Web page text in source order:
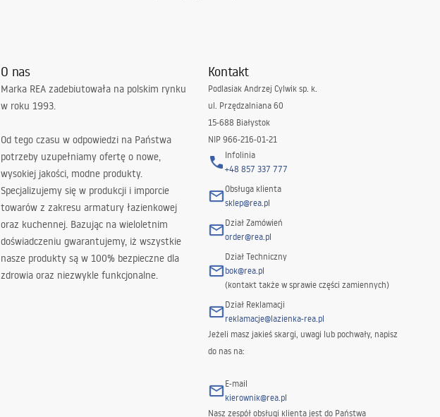
O nas
Marka REA zadebiutowała na polskim rynku
w roku 1993.
Od tego czasu w odpowiedzi na Państwa
potrzeby uzupełniamy ofertę o nowe,
wysokiej jakości, modne produkty.
Specjalizujemy się w produkcji i imporcie
towarów z zakresu armatury łazienkowej
oraz kuchennej. Bazując na wieloletnim
doświadczeniu gwarantujemy, iż wszystkie
nasze produkty są w 100% bezpieczne dla
zdrowia oraz niezwykle funkcjonalne.
Kontakt
Podlasiak Andrzej Cylwik sp. k.
ul. Przędzalniana 60
15-688 Białystok
NIP 966-216-01-21
Infolinia
+48 857 337 777
Obsługa klienta
sklep@rea.pl
Dział Zamówień
order@rea.pl
Dział Techniczny
bok@rea.pl
(kontakt także w sprawie części zamiennych)
Dział Reklamacji
reklamacje@lazienka-rea.pl
Jeżeli masz jakieś skargi, uwagi lub pochwały, napisz
do nas na:
E-mail
kierownik@rea.pl
Nasz zespół obsługi klienta jest do Państwa